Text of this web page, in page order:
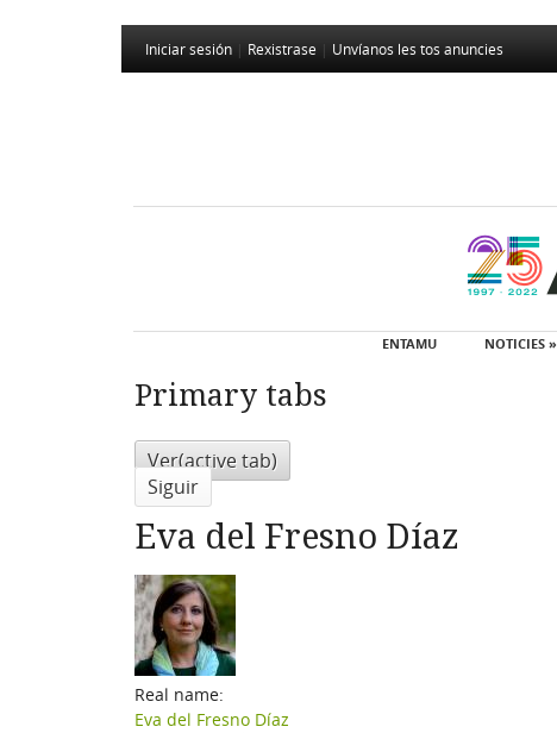
Iniciar sesión Rexistrase Unvíanos les tos anuncies
ENTAMU NOTICIES »
Primary tabs
Ver(active tab)
Siguir
Eva del Fresno Díaz
Real name:
Eva del Fresno Díaz